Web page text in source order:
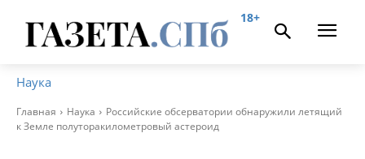
18+
Наука
Главная Наука
Российские обсерватории обнаружили летящий
к Земле полуторакилометровый астероид